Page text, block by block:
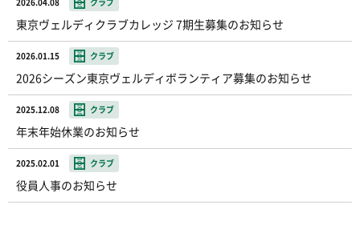
東京ヴェルディクラブカレッジ 7期生募集のお知らせ
2026.01.15 クラブ
2026シーズン東京ヴェルディボランティア募集のお知らせ
2025.12.08 クラブ
年末年始休業のお知らせ
2025.02.01 クラブ
役員人事のお知らせ